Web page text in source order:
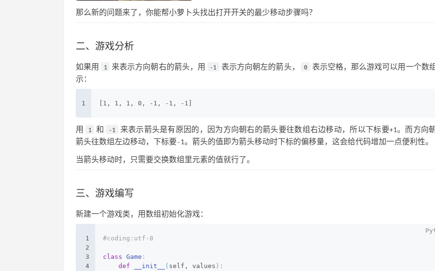
那么新的问题来了，你能帮小萝卜头找出打开开关的最少移动步骤吗？
二、游戏分析
如果用 1 来表示方向朝右的箭头，用 -1 表示方向朝左的箭头， 0 表示空格，那么游戏可以用一个数
示：
1 [1, 1, 1, 0, -1, -1, -1]
用 1 和 -1
来表示箭头是有原因的，因为方向朝右的箭头要往数组右边移动，所以下标要+1。而方向
箭头往数组左边移动，下标要-1。箭头的值即为箭头移动时下标的偏移量，这会给代码增加一点便利性。
当箭头移动时，只需要交换数组里元素的值就行了。
三、游戏编写
新建一个游戏类，用数组初始化游戏：
1
2
3
4
#coding:utf-8
class Game :
def
__init__ ( self, values ):